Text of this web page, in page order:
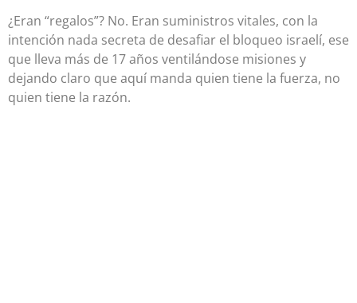
¿Eran “regalos”? No. Eran suministros vitales, con la
intención nada secreta de desafiar el bloqueo israelí, ese
que lleva más de 17 años ventilándose misiones y
dejando claro que aquí manda quien tiene la fuerza, no
quien tiene la razón.